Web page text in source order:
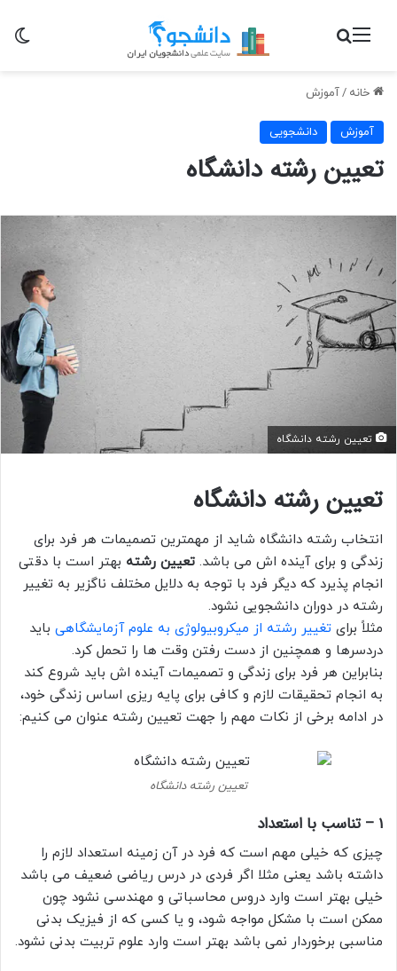
منو جستجو برای
خانه /آموزش
آموزش دانشجویی
تعیین رشته دانشگاه
تعیین رشته دانشگاه
تعیین رشته دانشگاه
انتخاب رشته دانشگاه شاید از مهمترین تصمیمات هر فرد برای
زندگی و برای آینده اش می باشد. تعیین رشته بهتر است با دقتی
انجام پذیرد که دیگر فرد با توجه به دلایل مختلف ناگزیر به تغییر
رشته در دوران دانشجویی نشود.
مثلاً برای تغییر رشته از میکروبیولوژی به علوم آزمایشگاهی باید
دردسرها و همچنین از دست رفتن وقت ها را تحمل کرد.
بنابراین هر فرد برای زندگی و تصمیمات آینده اش باید شروع کند
به انجام تحقیقات لازم و کافی برای پایه ریزی اساس زندگی خود،
در ادامه برخی از نکات مهم را جهت تعیین رشته عنوان می کنیم:
تعیین رشته دانشگاه
۱ – تناسب با استعداد
چیزی که خیلی مهم است که فرد در آن زمینه استعداد لازم را
داشته باشد یعنی مثلا اگر فردی در درس ریاضی ضعیف می باشد
خیلی بهتر است وارد دروس محاسباتی و مهندسی نشود چون
ممکن است با مشکل مواجه شود، و یا کسی که از فیزیک بدنی
مناسبی برخوردار نمی باشد بهتر است وارد علوم تربیت بدنی نشود.